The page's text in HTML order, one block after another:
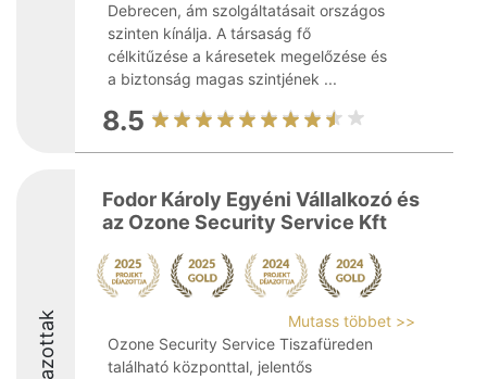
Debrecen, ám szolgáltatásait országos
szinten kínálja. A társaság fő
célkitűzése a káresetek megelőzése és
a biztonság magas szintjének ...
8.5
Díjazottak
Fodor Károly Egyéni Vállalkozó és
az Ozone Security Service Kft
Mutass többet >>
Ozone Security Service Tiszafüreden
található központtal, jelentős